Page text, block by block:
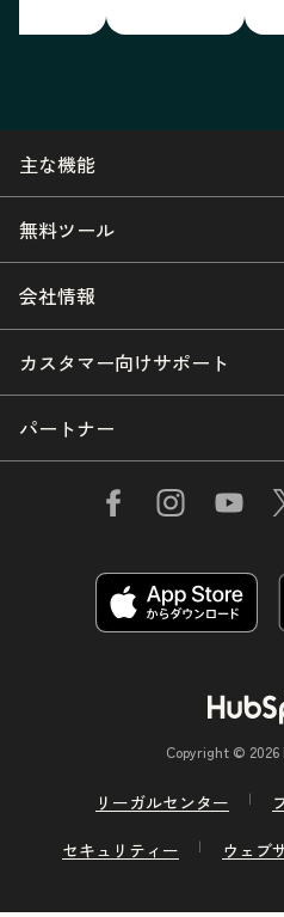
主な機能
無料ツール
会社情報
カスタマー向けサポート
パートナー
Copyright © 2026
リーガルセンター
セキュリティー
ウェブ